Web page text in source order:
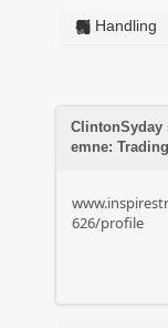
Handling
ClintonSyday
emne:
626/profile